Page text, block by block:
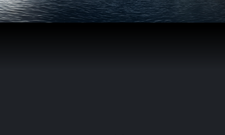
吊顶式
XS-
壁挂式
EH-Z-7B200F